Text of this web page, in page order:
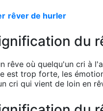
rêver de hurler
du
rêve où quelqu'un cri à
est trop forte, les
cri qui vient de loin en